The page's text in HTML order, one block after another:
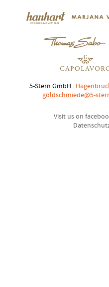
5-Stern GmbH .
goldschmiede@5-
Visit us on